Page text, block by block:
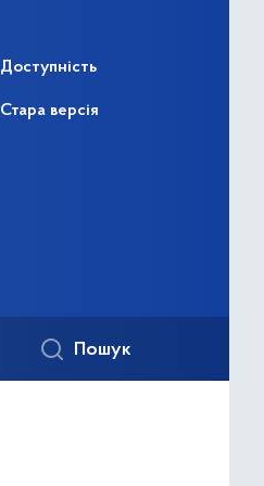
Доступність
Стара версія
Пошук